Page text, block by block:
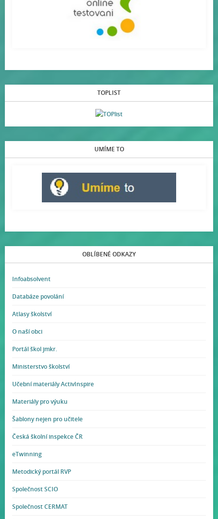
TOPLIST
UMÍME TO
OBLÍBENÉ ODKAZY
Infoabsolvent
Databáze povolání
Atlasy školství
O naší obci
Portál škol jmkr.
Ministerstvo školství
Učební materiály ActivInspire
Materiály pro výuku
Šablony nejen pro učitele
Česká školní inspekce ČR
eTwinning
Metodický portál RVP
Společnost SCIO
Společnost CERMAT